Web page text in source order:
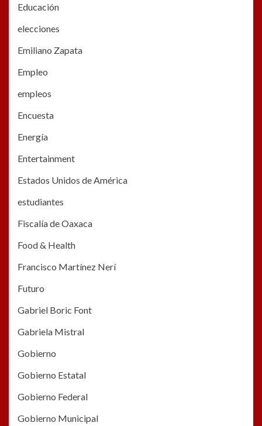
Educación
elecciones
Emiliano Zapata
Empleo
empleos
Encuesta
Energía
Entertainment
Estados Unidos de América
estudiantes
Fiscalía de Oaxaca
Food & Health
Francisco Martínez Nerí
Futuro
Gabriel Boric Font
Gabriela Mistral
Gobierno
Gobierno Estatal
Gobierno Federal
Gobierno Municipal